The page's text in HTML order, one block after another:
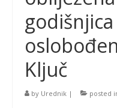
Ključ
by Urednik | posted